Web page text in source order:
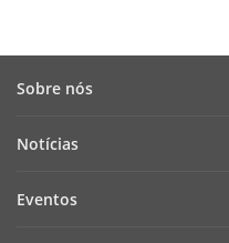
Sobre nós
Cibersegurança
Notícias
Eventos